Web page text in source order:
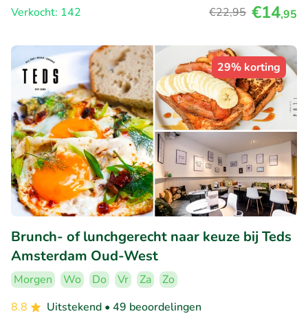
Verkocht: 142
€22,95 €14,95
29% korting
Brunch- of lunchgerecht naar keuze bij Teds
Amsterdam Oud-West
Morgen Wo Do Vr Za
Zo
8.8
Uitstekend • 49 beoordelingen